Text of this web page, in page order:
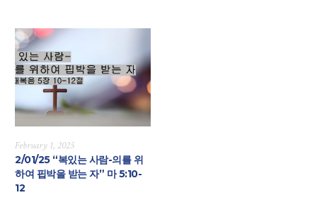
February 1, 2025
2/01/25 “복있는 사람-의를 위
하여 핍박을 받는 자” 마 5:10-
12